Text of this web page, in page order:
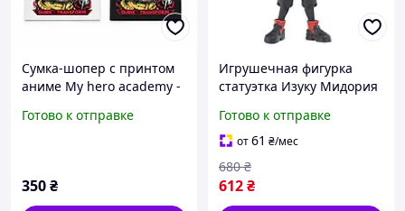
Сумка-шопер с принтом
аниме My hero academy -
Готово к отправке
350₴
Игрушечная фигурка
статуэтка Изуку Мидория
My hero academy 16см
Готово к отправке
от61 ₴/мес
612₴
680 ₴